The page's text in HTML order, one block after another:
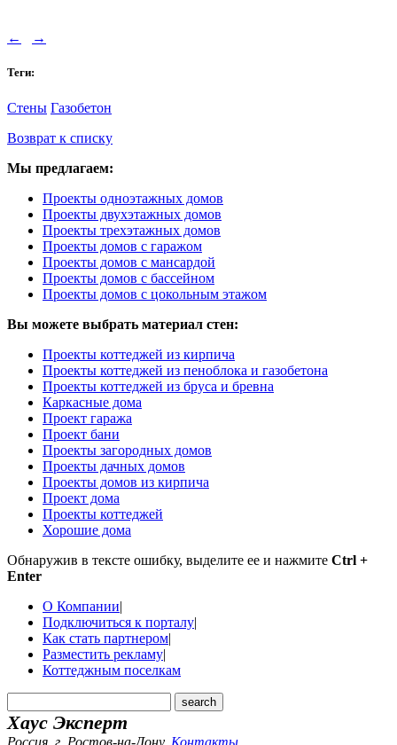
← →
Теги:
Стены Газобетон
Возврат к списку
Мы предлагаем:
Проекты одноэтажных домов
Проекты двухэтажных домов
Проекты трехэтажных домов
Проекты домов с гаражом
Проекты домов с мансардой
Проекты домов с бассейном
Проекты домов с цокольным этажом
Вы можете выбрать материал стен:
Проекты коттеджей из кирпича
Проекты коттеджей из пеноблока и газобетона
Проекты коттеджей из бруса и бревна
Каркасные дома
Проект гаража
Проект бани
Проекты загородных домов
Проекты дачных домов
Проекты домов из кирпича
Проект дома
Проекты коттеджей
Хорошие дома
Обнаружив в тексте ошибку, выделите ее и нажмите Ctrl +
Enter
О Компании|
Подключиться к порталу|
Как стать партнером|
Разместить рекламу|
Коттеджным поселкам
Хаус Эксперт
Россия, г. Ростов-на-Дону, Контакты